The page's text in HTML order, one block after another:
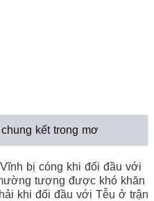
kết trong mơ
bị cóng khi đối đầu với
tượng được khó khăn
khi đối đầu với Tễu ở trận